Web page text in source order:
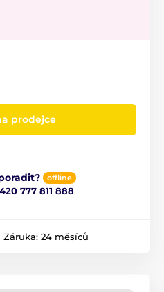
prodejce
offline
777 811 888
Záruka: 24 měsíců